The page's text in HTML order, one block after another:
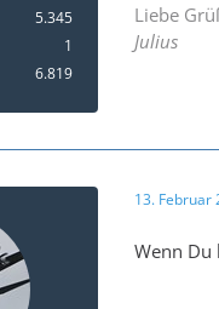
5.345
1
6.819
Liebe
Julius
13. Februar
Wenn Du